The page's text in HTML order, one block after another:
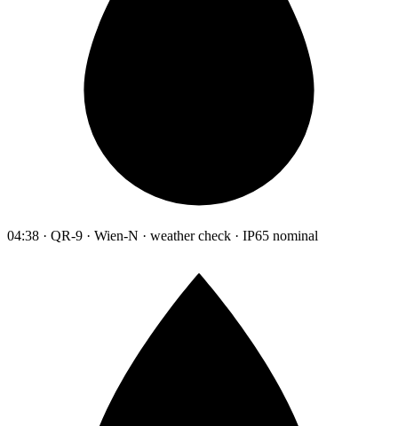
04:38 · QR-9 · Wien-N · weather check · IP65 nominal